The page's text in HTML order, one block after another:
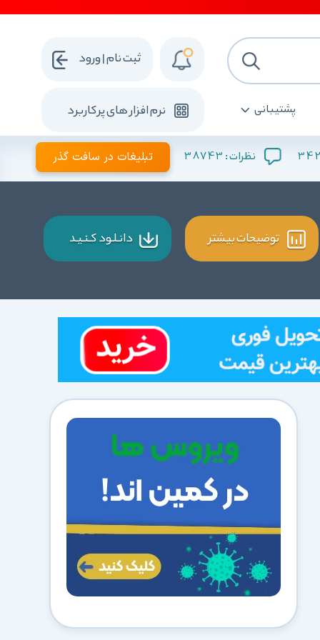
پشتیبانی نرم افزار های پرکاربرد
ثبت نام | ورود
نظرات : 38743 تبلیغات در سافت گذر
توضیحات بیشتر دانـلـود کـنـیـد